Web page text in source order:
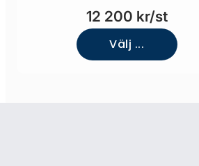
12 200 kr/st
Välj ...